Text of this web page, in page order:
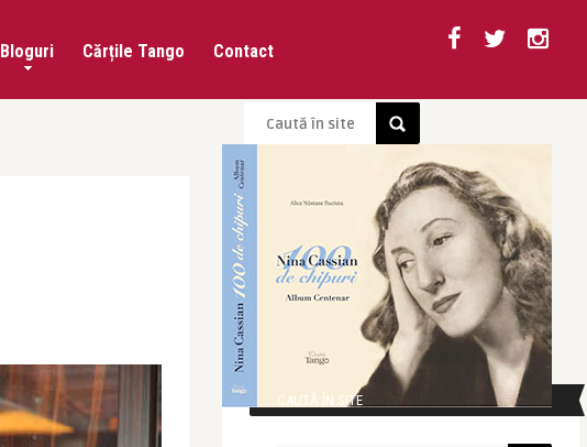
Bloguri Cărțile Tango Contact
CAUTĂ ÎN SITE